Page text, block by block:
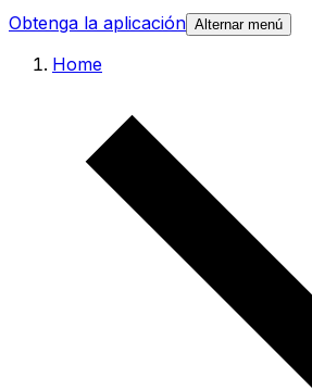
Obtenga la aplicación Alternar menú
Home